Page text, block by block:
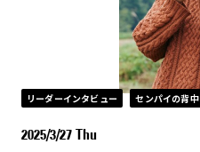
リーダーインタビュー センパイの背中
2025/3/27 Thu